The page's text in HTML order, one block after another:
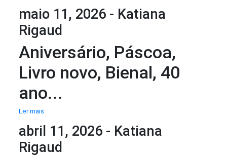
maio 11, 2026 - Katiana
Rigaud
Aniversário, Páscoa,
Livro novo, Bienal, 40
ano...
Ler mais
abril 11, 2026 - Katiana
Rigaud